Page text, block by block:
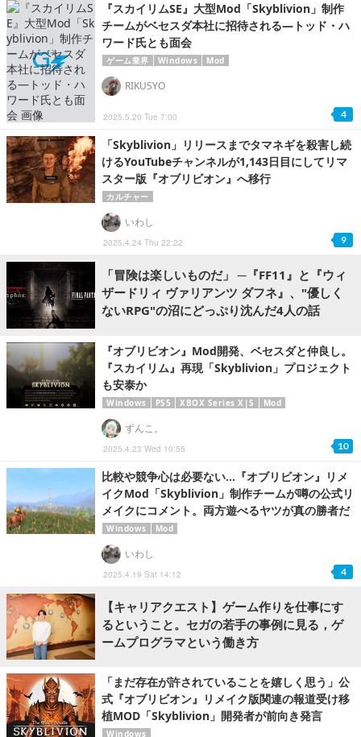
『スカイリムSE』大型Mod「Skyblivion」制作
チームがベセスダ本社に招待される―トッド・ハ
ワード氏とも面会
ゲーム業界 Windows Mod
2025.5.20 Tue 7:00
RIKUSYO
4
「Skyblivion」リリースまでタマネギを殺害し続
けるYouTubeチャンネルが1,143日目にしてリマ
スター版『オブリビオン』へ移行
カルチャー
2025.4.24 Thu 22:22
いわし
9
「冒険は楽しいものだ」 ─『FF11』と『ウィ
ザードリィ ヴァリアンツ ダフネ』、"優しく
ないRPG"の沼にどっぷり沈んだ4人の話
『オブリビオン』Mod開発、ベセスダと仲良し。
『スカイリム』再現「Skyblivion」プロジェクト
も安泰か
Windows PS5 XBOX Series X|S Mod
2025.4.23 Wed 10:55
ずんこ。
10
比較や競争心は必要ない…『オブリビオン』リメ
イクMod「Skyblivion」制作チームが噂の公式リ
メイクにコメント。両方遊べるヤツが真の勝者だ
Windows Mod
2025.4.19 Sat 14:12
いわし
4
【キャリアクエスト】ゲーム作りを仕事にす
るということ。セガの若手の事例に見る，ゲ
ームプログラマという働き方
「まだ存在が許されていることを嬉しく思う」公
式『オブリビオン』リメイク版関連の報道受け移
植MOD「Skyblivion」開発者が前向き発言
Windows